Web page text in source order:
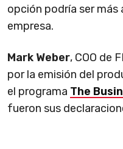
opción podría ser
empresa.
Mark Weber, COO de
por la emisión del
el programa The
fueron sus